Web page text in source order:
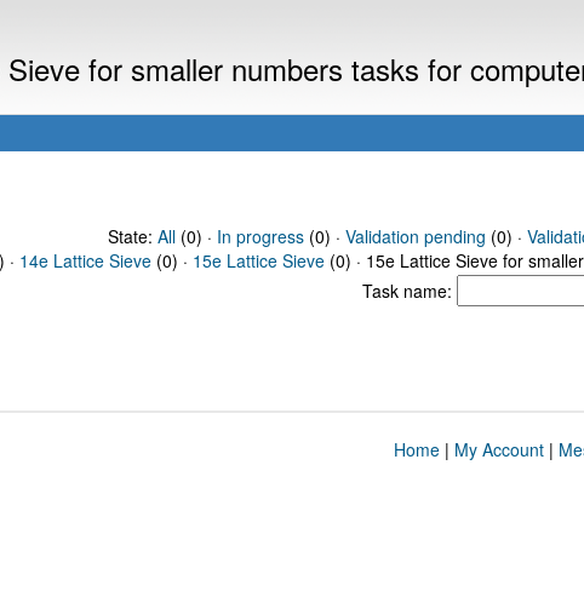
for smaller numbers tasks for
State: All(0) · In progress(0) · Validation pending (0) ·
· 14e Lattice Sieve (0) · 15e Lattice Sieve (0) · 15e Lattice Sieve for
Task name:
Home| My Account|